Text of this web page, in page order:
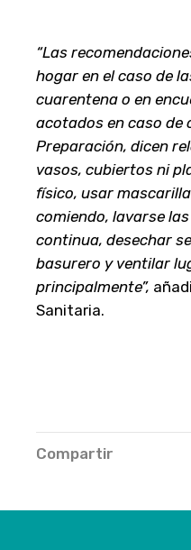
“Las
hogar en el caso de
cuarentena o en
acotados en caso de
Preparación, dicen
vasos, cubiertos ni
físico, usar
comiendo, lavarse
continua, desechar
basurero y ventilar
principalmente”,
Sanitaria.
Compartir